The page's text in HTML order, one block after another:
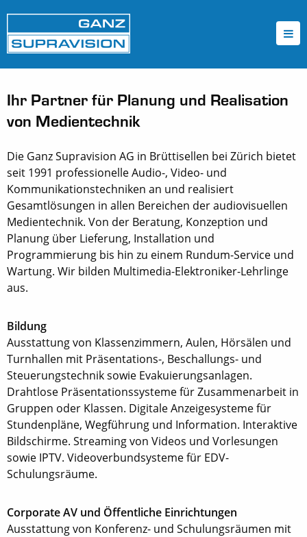
Ihr Partner für Planung und Realisation
von Medientechnik
Die Ganz Supravision AG in Brüttisellen bei Zürich bietet
seit 1991 professionelle Audio-, Video- und
Kommunikationstechniken an und realisiert
Gesamtlösungen in allen Bereichen der audiovisuellen
Medientechnik. Von der Beratung, Konzeption und
Planung über Lieferung, Installation und
Programmierung bis hin zu einem Rundum-Service und
Wartung. Wir bilden Multimedia-Elektroniker-Lehrlinge
aus.
Bildung
Ausstattung von Klassenzimmern, Aulen, Hörsälen und
Turnhallen mit Präsentations-, Beschallungs- und
Steuerungstechnik sowie Evakuierungsanlagen.
Drahtlose Präsentationssysteme für Zusammenarbeit in
Gruppen oder Klassen. Digitale Anzeigesysteme für
Stundenpläne, Wegführung und Information. Interaktive
Bildschirme. Streaming von Videos und Vorlesungen
sowie IPTV. Videoverbundsysteme für EDV-
Schulungsräume.
Corporate AV und Öffentliche Einrichtungen
Ausstattung von Konferenz- und Schulungsräumen mit